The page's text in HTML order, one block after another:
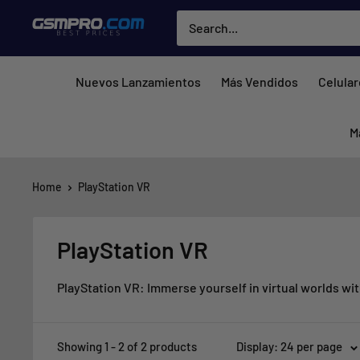
content
GSMPRO.CL
Nuevos Lanzamientos Más Vendidos
Home PlayStation VR
PlayStation VR
PlayStation VR: Immerse yourself in virtual worlds
Showing 1 - 2 of 2 products Display: 24 per page